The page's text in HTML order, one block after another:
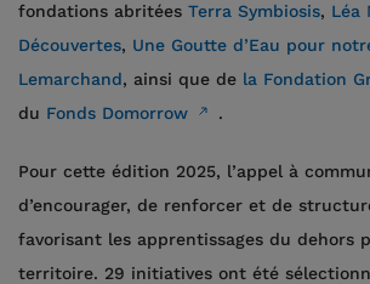
fondations abritées Terra Symbiosis, Léa
Découvertes, Une Goutte d’Eau pour
Lemarchand, ainsi que de la Fondation
du Fonds Domorrow .
Pour cette édition 2025, l’appel à
d’encourager, de renforcer et de
favorisant les apprentissages du dehors
territoire. 29 initiatives ont été